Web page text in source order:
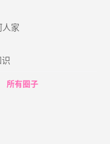
人家
所有圈子